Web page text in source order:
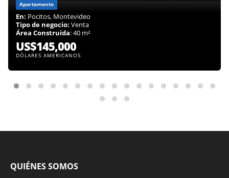
Apartamento
En: Pocitos, Montevideo
Tipo de negocio: Venta
Área Construida: 40 m²
US$145,000
DÓLARES AMERICANOS
QUIÉNES SOMOS